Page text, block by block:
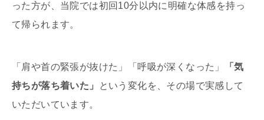
った方が、当院では初回10分以内に明確な体感を持っ
て帰られます。
「肩や首の緊張が抜けた」「呼吸が深くなった」
「気
持ちが落ち着いた」
という変化を、その場で実感して
いただいています。